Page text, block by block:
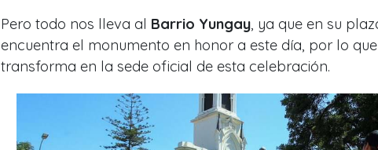
Pero todo nos lleva al Barrio Yungay , ya que en su
encuentra el monumento en honor a este día, por lo
transforma en la sede oficial de esta celebración.